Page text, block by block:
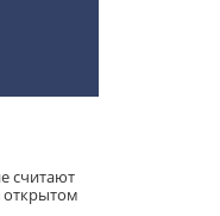
считают
открытом